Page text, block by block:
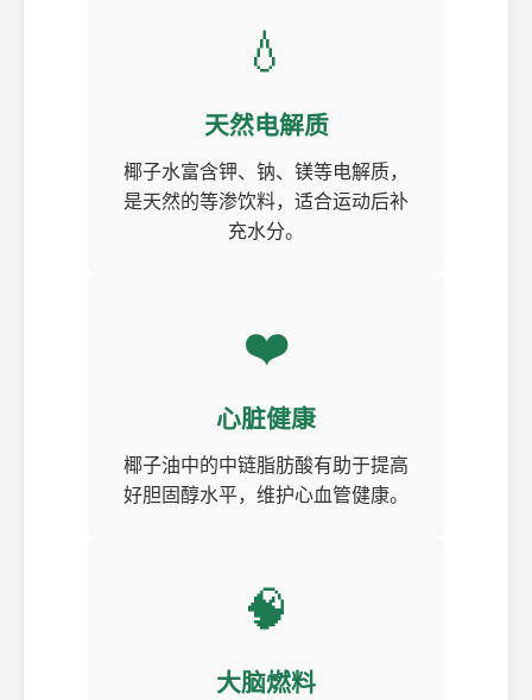
💧
天然电解质
椰子水富含钾、钠、镁等电解质，
是天然的等渗饮料，适合运动后补
充水分。
❤️
心脏健康
椰子油中的中链脂肪酸有助于提高
好胆固醇水平，维护心血管健康。
🧠
大脑燃料